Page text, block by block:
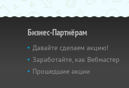
Бизнес-Партнёрам
Давайте сделаем акцию!
Заработайте, как Вебмастер
Прошедшие акции